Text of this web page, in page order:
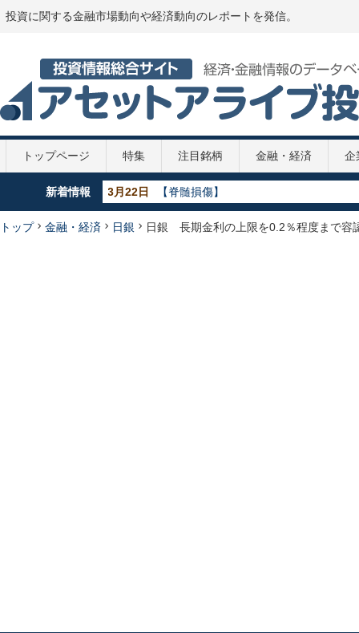
投資に関する金融市場動向や経済動向のレポートを発信。
トップページ 特集 注目銘柄 金融・経済 企
新着情報 5月29日
【GDP】各国のGDP推移 2020年
5月29日
【政策金利推移】2020年
5月29日
【新型コロナ】第2次補正予算案
トップ 金融・経済 日銀 日銀 長期金利の上限を0.2％程度まで容